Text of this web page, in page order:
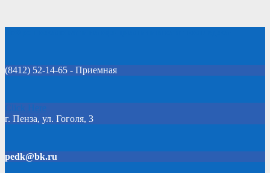
(8412) 52-14-65 - Приемная
Click Here
г. Пенза, ул. Гоголя, 3
pedk@bk.ru